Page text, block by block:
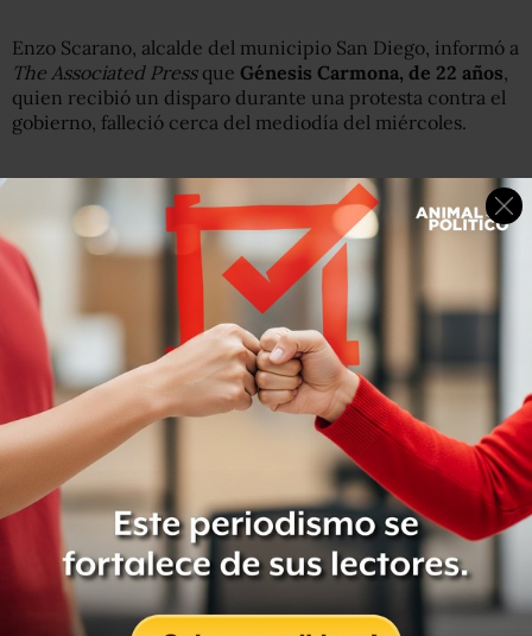
Enzo Scarano, alcalde del municipio San Diego, informó a
The Associated Pressque Génesis Carmona, de 22 años,
quien recibió un disparo durante una protesta contra el
gobierno, falleció cerca del mediodía del miércoles.
Scarano, alcalde opositor de uno de los 14 municipios del
estado centro costanero de Carabobo, relató que la joven
fue alcanzada por una bala el martescuando
desconocidos armados, abordo de motocicletas,
dispararon contra manifestantes
de la oposición en la
ciudad de Valencia, a unos 150 kilómetros al oeste de
Caracas.
La de Carmonaes la quinta muerte durante las
protestas que ya llevan varios días en Venezuela.
AP